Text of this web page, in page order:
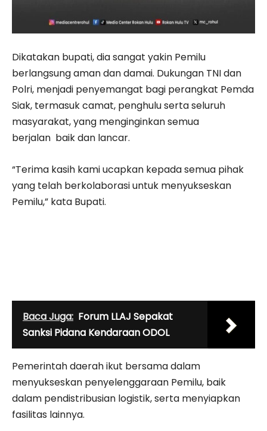
Dikatakan bupati, dia sangat yakin Pemilu
berlangsung aman dan damai. Dukungan TNI dan
Polri, menjadi penyemangat bagi perangkat Pemda
Siak, termasuk camat, penghulu serta seluruh
masyarakat, yang menginginkan semua
berjalan baik dan lancar.
“Terima kasih kami ucapkan kepada semua pihak
yang telah berkolaborasi untuk menyukseskan
Pemilu,” kata Bupati.
Baca Juga: Forum LLAJ Sepakat
Sanksi Pidana Kendaraan ODOL
Pemerintah daerah ikut bersama dalam
menyukseskan penyelenggaraan Pemilu, baik
dalam pendistribusian logistik, serta menyiapkan
fasilitas lainnya.